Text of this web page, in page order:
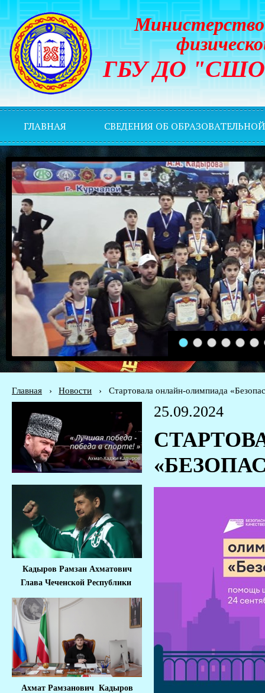
Министерство
ГБУ ДО "СШОР
ГЛАВНАЯ СВЕДЕНИЯ ОБ
1 2 3 4 5 6
Главная › Новости › Стартовала онлайн-олимпиада
Кадыров Рамзан Ахматович
Глава Чеченской Республики
Ахмат Рамзанович Кадыров
25.09.2024